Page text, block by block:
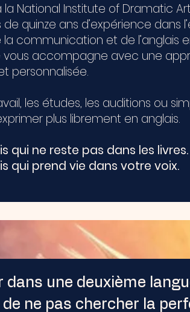
National Institute of Dramatic
quinze ans d’expérience dans
la communication et de l’anglais
vous accompagne avec une
personnalisée.
les études, les auditions ou
plus librement en anglais.
qui ne reste pas dans les livres.
qui prend vie dans votre voix.
dans une deuxième
ne pas chercher la